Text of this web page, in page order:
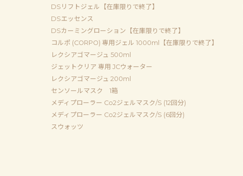
DSリフトジェル【在庫限りで終了】
DSエッセンス
DSカーミングローション【在庫限りで終了】
コルポ (CORPO) 専用ジェル 1000ml【在庫限りで終了】
レクシアゴマージュ 500ml
ジェットクリア 専用 JCウォーター
レクシアゴマージュ 200ml
センソールマスク 1箱
メディプローラー Co2ジェルマスク/S (12回分)
メディプローラー Co2ジェルマスク/S (6回分)
スウォッツ